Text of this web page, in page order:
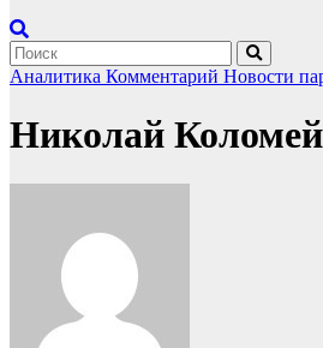
Аналитика Комментарий Новости
Николай